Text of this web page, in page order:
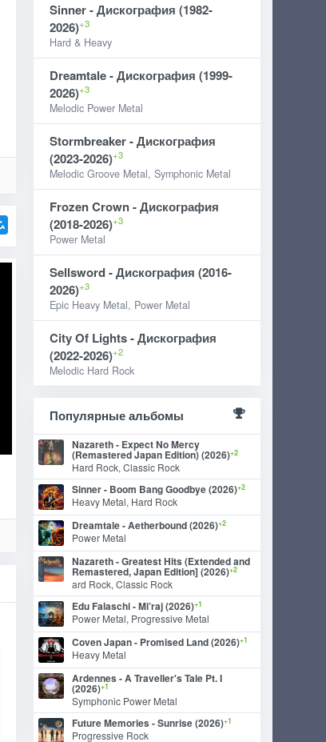
Sinner - Дискография (1982-
2026)+3
Hard & Heavy
Dreamtale - Дискография (1999-
2026)+3
Melodic Power Metal
Stormbreaker - Дискография
(2023-2026)+3
Melodic Groove Metal, Symphonic Metal
Frozen Crown - Дискография
(2018-2026)+3
Power Metal
Sellsword - Дискография (2016-
2026)+3
Epic Heavy Metal, Power Metal
City Of Lights - Дискография
(2022-2026)+2
Melodic Hard Rock
Популярные альбомы
Nazareth - Expect No Mercy
(Remastered Japan Edition) (2026)+2
Hard Rock, Classic Rock
Sinner - Boom Bang Goodbye (2026)+2
Heavy Metal, Hard Rock
Dreamtale - Aetherbound (2026)+2
Power Metal
Nazareth - Greatest Hits (Extended and
Remastered, Japan Edition] (2026)+2
ard Rock, Classic Rock
Edu Falaschi - Mi’raj (2026)+1
Power Metal, Progressive Metal
Coven Japan - Promised Land (2026)+1
Heavy Metal
Ardennes - A Traveller's Tale Pt. I
(2026)+1
Symphonic Power Metal
Future Memories - Sunrise (2026)+1
Progressive Rock